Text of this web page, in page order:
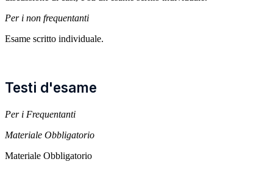
Per i non frequentanti
Esame scritto individuale.
Testi d'esame
Per i Frequentanti
Materiale Obbligatorio
Materiale Obbligatorio